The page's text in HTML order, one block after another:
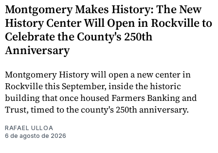
Montgomery Makes History: The New
History Center Will Open in Rockville to
Celebrate the County's 250th
Anniversary
Montgomery History will open a new center in
Rockville this September, inside the historic
building that once housed Farmers Banking and
Trust, timed to the county's 250th anniversary.
RAFAEL ULLOA
6 de agosto de 2026